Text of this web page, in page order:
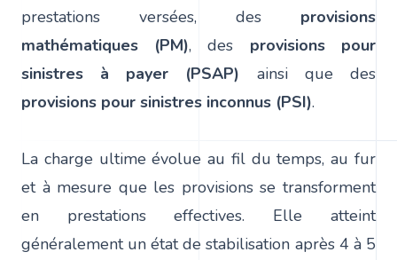
prestations versées, des provisions
mathématiques (PM), des provisions pour
sinistres à payer (PSAP) ainsi que des
provisions pour sinistres inconnus (PSI).
La charge ultime évolue au fil du temps, au fur
et à mesure que les provisions se transforment
en prestations effectives. Elle atteint
généralement un état de stabilisation après 4 à 5